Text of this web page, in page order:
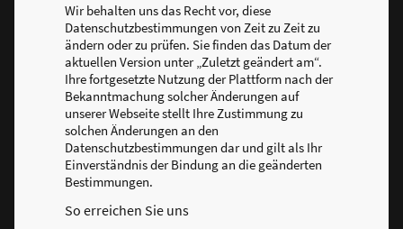
Wir behalten uns das Recht vor, diese
Datenschutzbestimmungen von Zeit zu Zeit zu
ändern oder zu prüfen. Sie finden das Datum der
aktuellen Version unter „Zuletzt geändert am“.
Ihre fortgesetzte Nutzung der Plattform nach der
Bekanntmachung solcher Änderungen auf
unserer Webseite stellt Ihre Zustimmung zu
solchen Änderungen an den
Datenschutzbestimmungen dar und gilt als Ihr
Einverständnis der Bindung an die geänderten
Bestimmungen.
So erreichen Sie uns